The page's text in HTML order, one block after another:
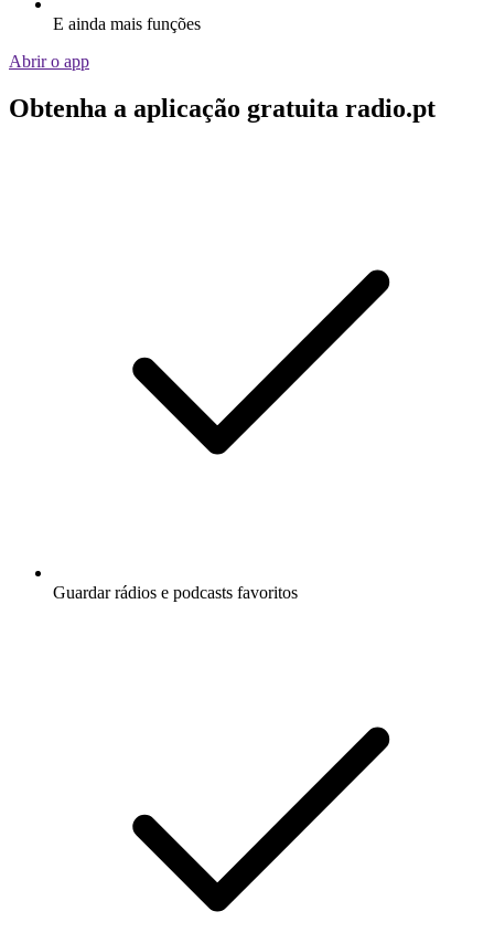
E ainda mais funções
Abrir o app
Obtenha a aplicação gratuita radio.pt
Guardar rádios e podcasts favoritos